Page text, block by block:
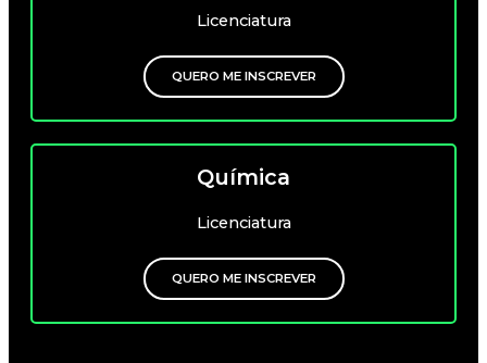
Licenciatura
QUERO ME INSCREVER
Química
Licenciatura
QUERO ME INSCREVER